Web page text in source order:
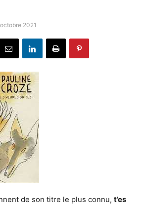
2021
de son titre le plus connu, t’es